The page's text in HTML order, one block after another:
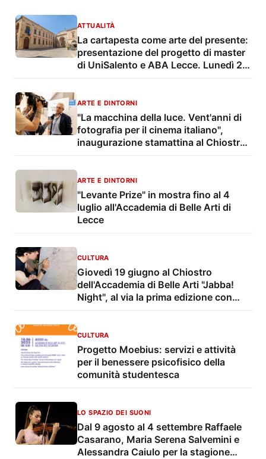
ATTUALITÀ
La cartapesta come arte del presente:
presentazione del progetto di master
di UniSalento e ABA Lecce. Lunedì 29
ARTE E DINTORNI
"La macchina della luce. Vent'anni di
fotografia per il cinema italiano",
inaugurazione stamattina al Chiostro
ARTE E DINTORNI
"Levante Prize" in mostra fino al 4
luglio all'Accademia di Belle Arti di
Lecce
CULTURA
Giovedì 19 giugno al Chiostro
dell'Accademia di Belle Arti "Jabba!
Night", al via la prima edizione con
CULTURA
Progetto Moebius: servizi e attività
per il benessere psicofisico della
comunità studentesca
LO SPAZIO DEI SUONI
Dal 9 agosto al 4 settembre Raffaele
Casarano, Maria Serena Salvemini e
Alessandra Caiulo per la stagione